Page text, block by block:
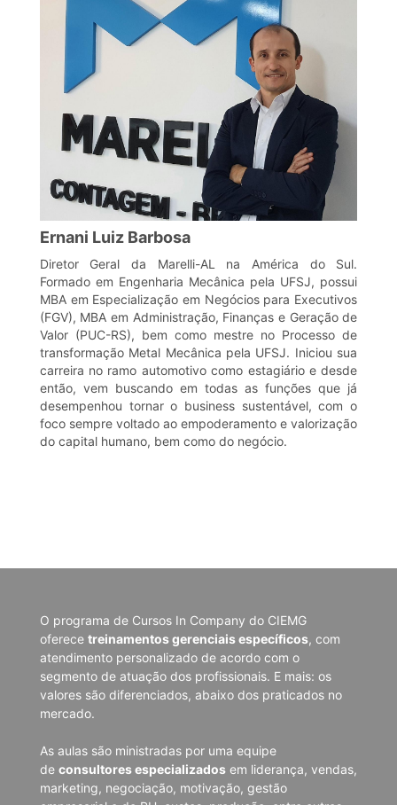
Ernani Luiz Barbosa
Diretor Geral da Marelli-AL na América do Sul.
Formado em Engenharia Mecânica pela UFSJ, possui
MBA em Especialização em Negócios para Executivos
(FGV), MBA em Administração, Finanças e Geração de
Valor (PUC-RS), bem como mestre no Processo de
transformação Metal Mecânica pela UFSJ. Iniciou sua
carreira no ramo automotivo como estagiário e desde
então, vem buscando em todas as funções que já
desempenhou tornar o business sustentável, com o
foco sempre voltado ao empoderamento e valorização
do capital humano, bem como do negócio.
O programa de Cursos In Company do CIEMG
oferece treinamentos gerenciais específicos, com
atendimento personalizado de acordo com o
segmento de atuação dos profissionais. E mais: os
valores são diferenciados, abaixo dos praticados no
mercado.
As aulas são ministradas por uma equipe
de consultores especializadosem liderança, vendas,
marketing, negociação, motivação, gestão